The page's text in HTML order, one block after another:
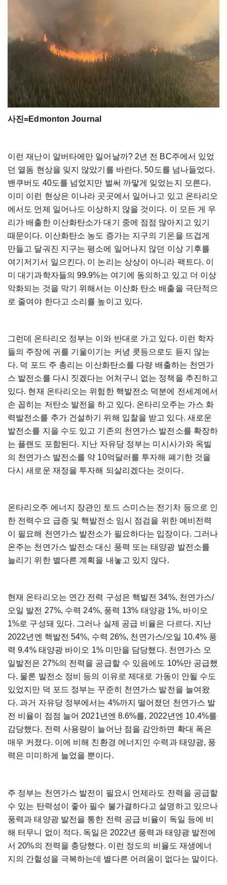
사진=Edmonton Journal
이런 재난이 알버타에만 일어날까? 2년 전 BC주에서 있었
던 열돔 현상을 잊지 않았기를 바란다. 50 도를 넘나들었다.
밴쿠버도 40도를 넘었지만 벌써 까맣게 잊었는지 모른다.
이미
이런 현상은 이나라 곳곳에서 일어나고 있고 온타리오
에서도 언제 일어나도 이상하지 않을 것이다. 이 모든 게 우
리가 배출한 이산화탄소가 대기 중에 점점 많아지고 있기
때문이다. 이산화탄소 농도 증가는 지구의 기온을 뜨겁게
만들고 달궈진 지구는 평소에 일어나지 않던 이상 기후를
여기저기서 일으킨다. 이 논리는 상상이 아니라 팩트다. 이
미
대기과학자들의 99.9%는 여기에 동의하고 있고 더 이상
악화되는 것을 막기 위해서는 이산화 탄소 배출을 극단적으
로 줄여야 한다고 소리를 높이고 있다.
그런데 온타리오 정부는 이와 반대로 가고 있다. 이런 학자
들의 주장에 귀를 기울이기는 커녕 콧등으로도 듣지
않는
다. 덕 포드 주 총리는 이산화탄소를 다량 배출하는 천연가
스 발전소를 다시 짓겠다는 어처구니 없는 정책을 추진하고
있다. 현재 온타리오는 위험한 핵발전소 덕분에
전세계에서
손 꼽히는 저탄소 발전을 하고 있다. 온타리오주는 가스 화
력발전소를 추가 건설하기 위해 입찰을 받고 있다. 새로운
발전소를 지을 수도 있고 기존의 천연가스 발전소를 확장하
는 플랜도 포함된다. 지난 자유당 정부는 미시사가와 옥빌
의 천연가스 발전소를 약 10억달러를 투자해 폐기한 것을
다시
새로운 재정을 투자해 되살리겠다는 것이다.
온타리오주 에너지 장관인 토드 스미스는 전기차 등으로 인
한 전력수요 급증 및 핵발전소 임시 점검을 위한 예비전력
이
필요해 천연가스 발전소가 필요하다는 입장이다. 그러나
온주는 천연가스 발전소 대신 풍력 또는 태양광 발전소를
늘리기
위한 별다른 계획을 내놓고 있지 않다.
현재 온타리오는 연간 전력 구성은 핵발전 34%, 천연가스/
오일 발전 27%, 수력 24%, 풍력 13% 태양광1%, 바이오
1%로 구성돼 있다. 그러나 실제 공급 비율은 다르다. 지난
2022년엔 핵발전 54%, 수력 26%, 천연가스/오일 10.4% 풍
력 9.4% 태양광 바이오 1% 미만을 담당했다. 천연가스 오
일발전은 27%의 전력을 공급할 수 있음에도 10%만 공급했
다. 물론 발전소 정비 등의 이유로 제대로 가동이 안될 수도
있었지만 덕 포드 정부는 꾸준히 천연가스 발전을 늘여왔
다. 과거 자유당 정부에서는 4%까지 떨어졌던 천연가스 발
전 비율이 점점 늘어 2021년엔 8.6%를, 2022년엔 10.4%를
감당했다. 전력 사용량이 늘어난 점을 감안하면 확대 폭은
매우 커졌다. 이에 비해 친환경 에너지인 수력과 태양광, 풍
력은 미미하게 늘었을 뿐이다.
주 정부는 천연가스 발전이 필요시 언제라도 전력을 공급할
수 있는 탄력성이 좋아 필수 불가결하다고 설명하고 있으나
풍력과 태양광 발전을 통한 전력 공급 비율이 독일 등에 비
해 터무니 없이 적다. 독일은 2022년 풍력과 태양광 발전에
서 20%의 전력을 충당했다. 이런 정도의 비율도 재생에너
지의 간헐성을 극복하는데 별다른 어려움이 없다는 말이다.